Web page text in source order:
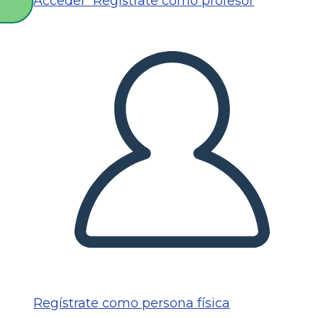
Regístrate como persona física